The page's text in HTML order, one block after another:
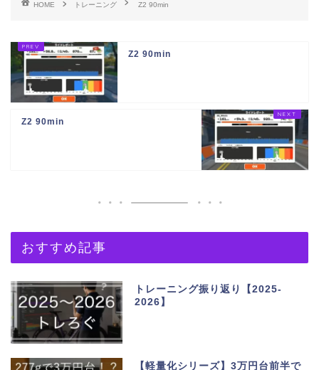
HOME トレーニング Z2 90min
Z2 90min
Z2 90min
おすすめ記事
トレーニング振り返り【2025-
2026】
【軽量化シリーズ】3万円台前半で